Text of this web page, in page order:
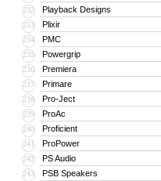
232 Playback Designs
233 Plixir
234 PMC
235 Powergrip
236 Premiera
237 Primare
238 Pro-Ject
239 ProAc
240 Proficient
241 ProPower
242 PS Audio
243 PSB Speakers